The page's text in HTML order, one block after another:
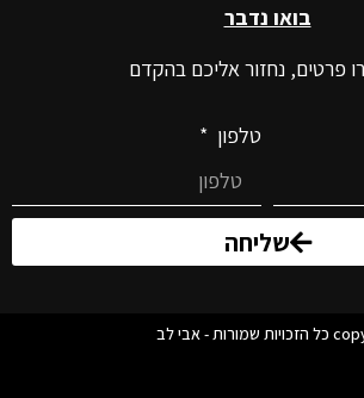
בואו נדבר
פרטים, נחזור אליכם בהקדם
טלפון
שליחה